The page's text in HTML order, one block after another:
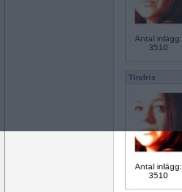
Antal inlägg:
3510
Tindris
Antal inlägg:
3510